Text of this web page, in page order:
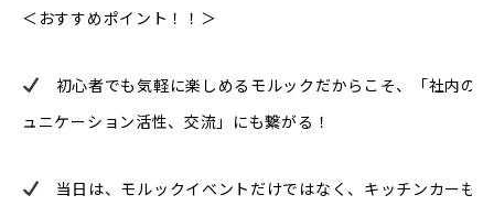
＜おすすめポイント！！＞
初心者でも気軽に楽しめるモルックだからこそ、「社内の
ュニケーション活性、交流」にも繋がる！
当日は、モルックイベントだけではなく、キッチンカーも